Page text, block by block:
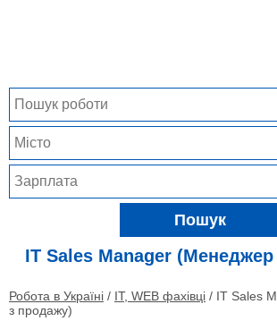
Пошук
IT Sales Manager
Робота в Україні / IT, WEB фахівці / IT Sales
з продажу)